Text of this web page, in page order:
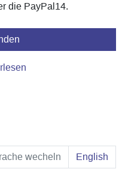
die PayPal14.
wecheln English